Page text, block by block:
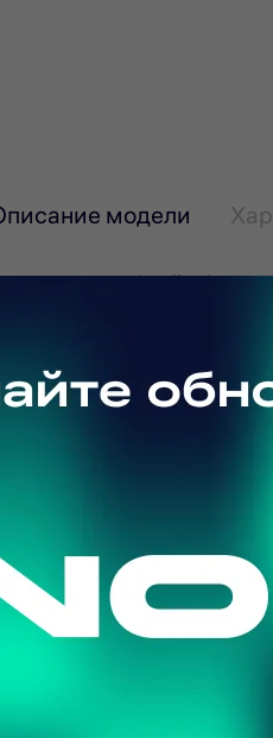
модели
W имеет общий объем
в гостинице,
или спрятать в
высоким
0°С …+8°С.
Я прочитал(а) политику